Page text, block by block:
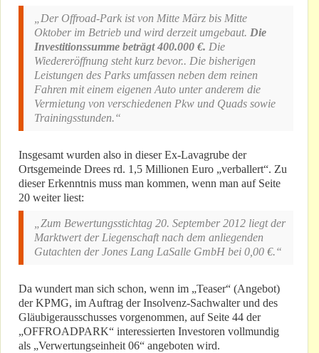
„Der Offroad-Park ist von Mitte März bis Mitte
Oktober im Betrieb und wird derzeit umgebaut. Die
Investitionssumme beträgt 400.000 €. Die
Wiedereröffnung steht kurz bevor.. Die bisherigen
Leistungen des Parks umfassen neben dem reinen
Fahren mit einem eigenen Auto unter anderem die
Vermietung von verschiedenen Pkw und Quads sowie
Trainingsstunden.“
Insgesamt wurden also in dieser Ex-Lavagrube der
Ortsgemeinde Drees rd. 1,5 Millionen Euro „verballert“. Zu
dieser Erkenntnis muss man kommen, wenn man auf Seite
20 weiter liest:
„Zum Bewertungsstichtag 20. September 2012 liegt der
Marktwert der Liegenschaft nach dem anliegenden
Gutachten der Jones Lang LaSalle GmbH bei 0,00 €.“
Da wundert man sich schon, wenn im „Teaser“ (Angebot)
der KPMG, im Auftrag der Insolvenz-Sachwalter und des
Gläubigerausschusses vorgenommen, auf Seite 44 der
„OFFROADPARK“ interessierten Investoren vollmundig
als „Verwertungseinheit 06“ angeboten wird.